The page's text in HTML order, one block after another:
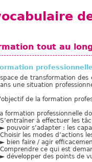
tout au
de transformation
une situation
de la formation
formation professionnelle
à effectuer les
► pouvoir s’adapter : les
les modes d’actions
► bien faire / agir
ce qui est
► développer des points de